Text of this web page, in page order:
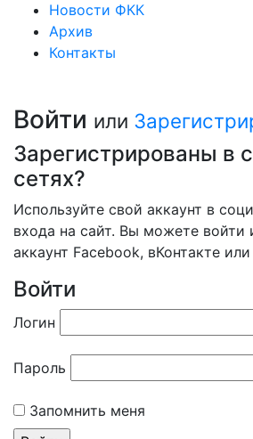
Новости ФКК
Архив
Контакты
Войти или
Зарегистрированы в
сетях?
Используйте свой аккаунт в
входа на сайт. Вы можете войти
аккаунт Facebook, вКонтакте
Войти
Логин
Пароль
Запомнить меня